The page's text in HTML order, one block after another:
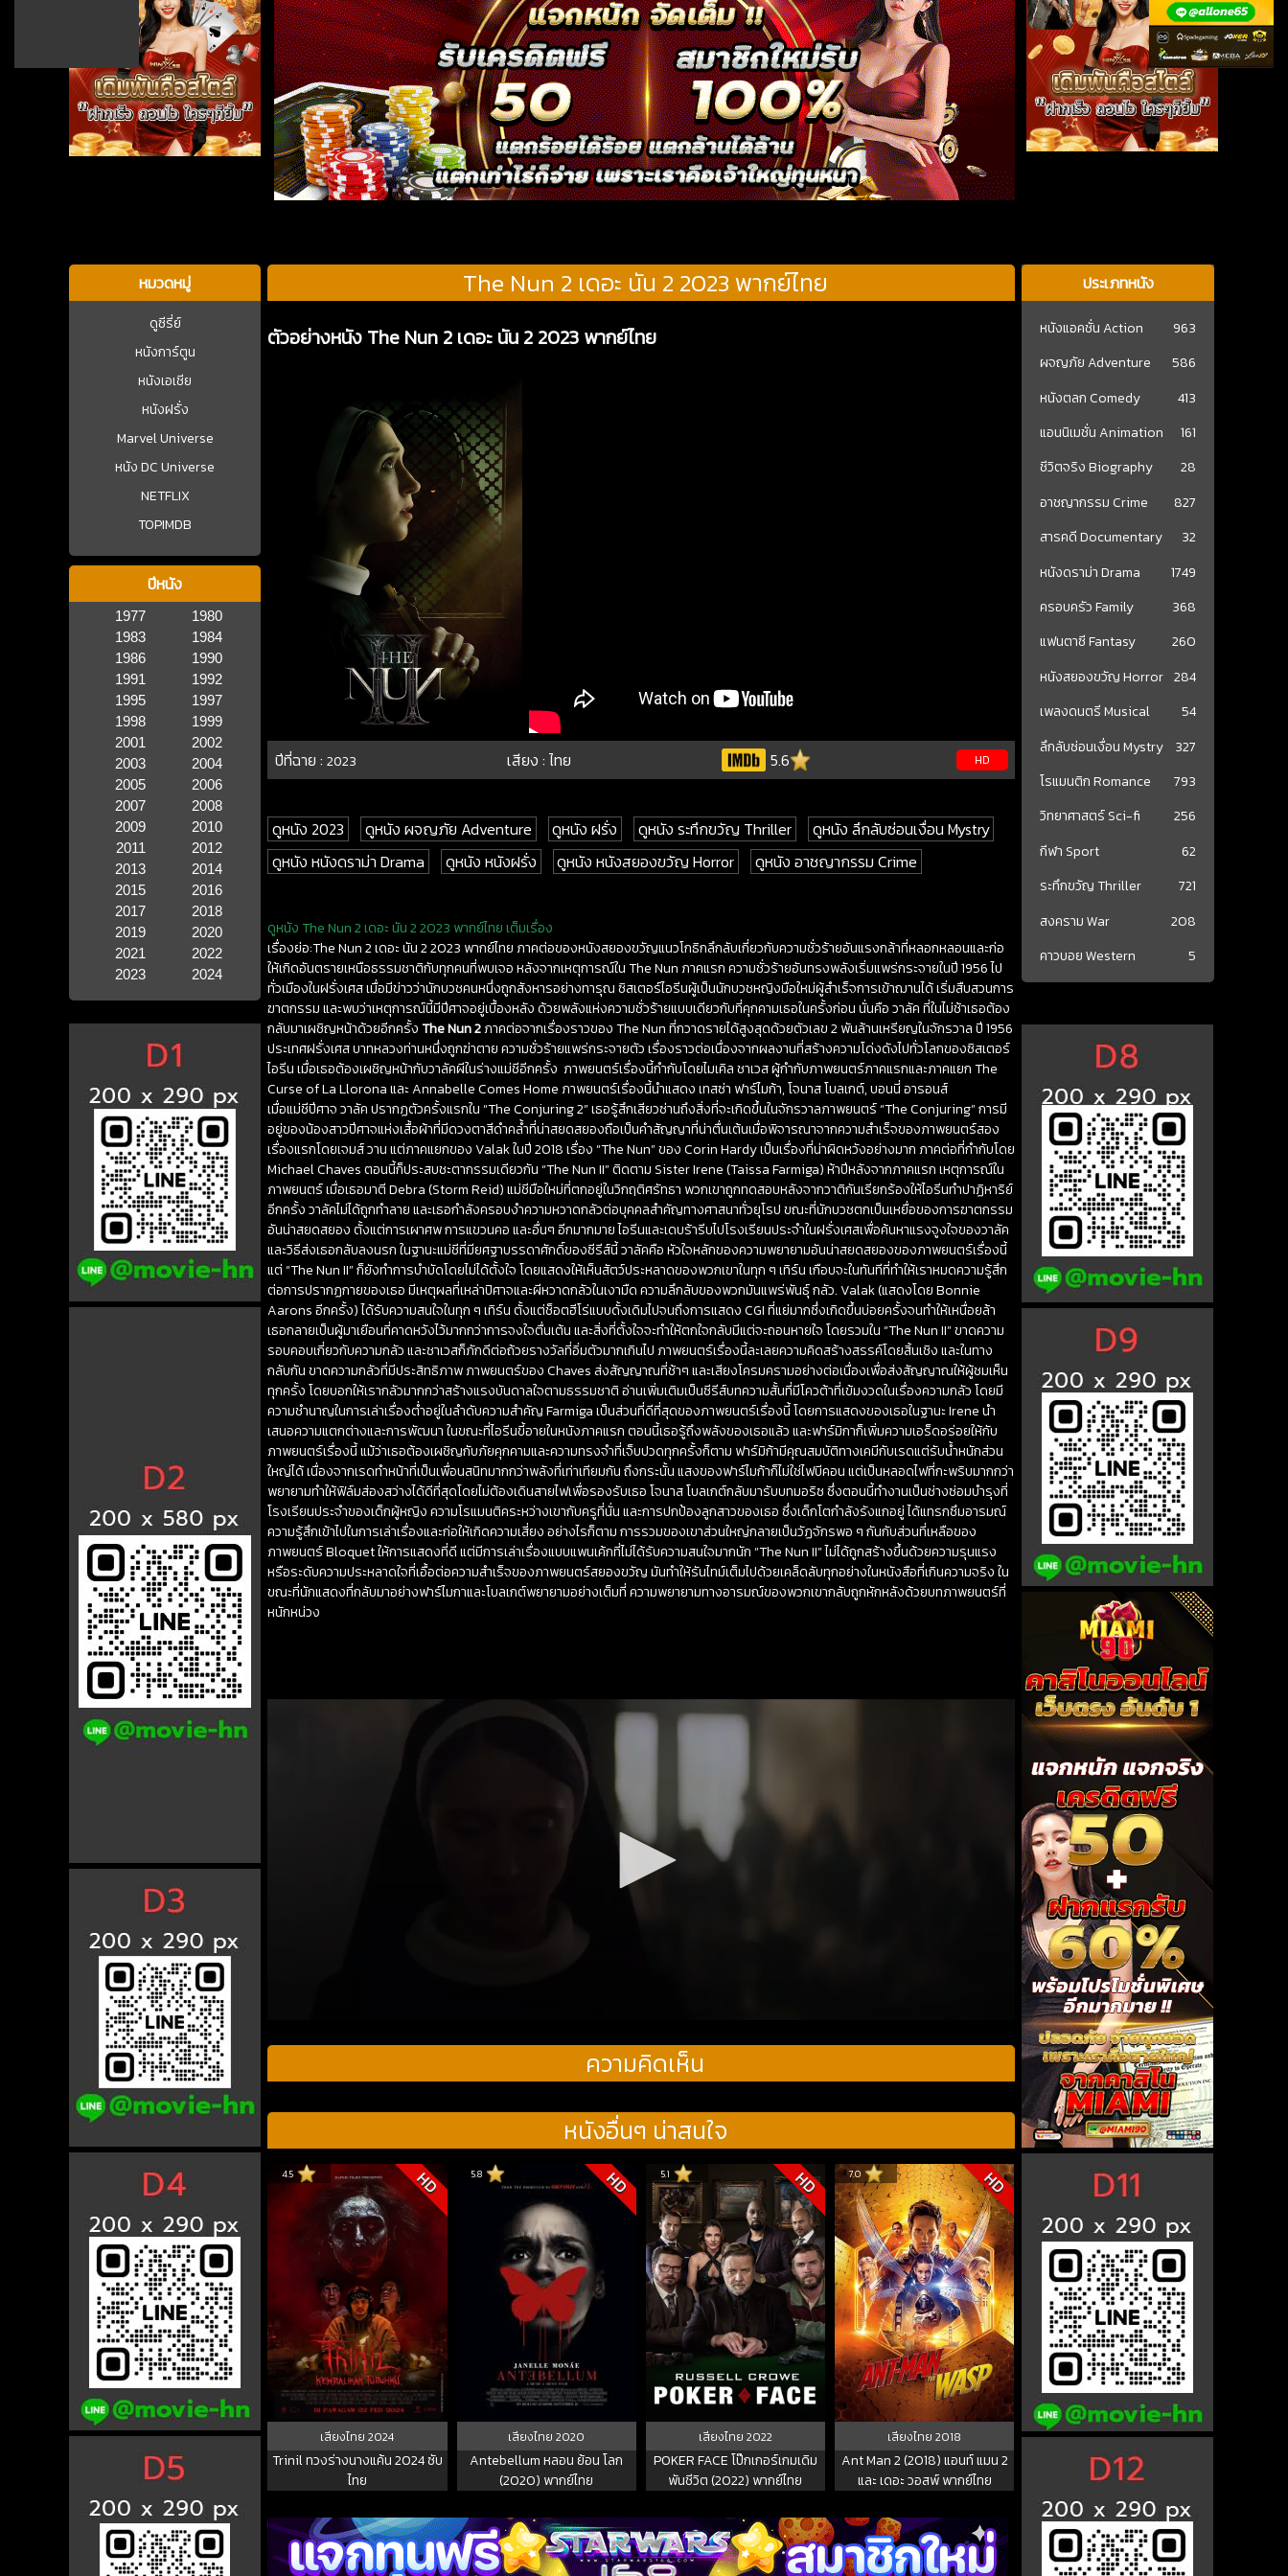
หมวดหมู่
ดูซีรี่ย์
หนังการ์ตูน
หนังเอเชีย
หนังฝรั่ง
Marvel Universe
หนัง DC Universe
NETFLIX
TOPIMDB
ปีหนัง
1977
1980
1983
1984
1986
1990
1991
1992
1995
1997
1998
1999
2001
2002
2003
2004
2005
2006
2007
2008
2009
2010
2011
2012
2013
2014
2015
2016
2017
2018
2019
2020
2021
2022
2023
2024
The Nun 2 เดอะ นัน 2 2023 พากย์ไทย
ตัวอย่างหนัง The Nun 2 เดอะ นัน 2 2023 พากย์ไทย
ปีที่ฉาย :2023 เสียง : ไทย 5.6 HD
ดูหนัง 2023 ดูหนัง ผจญภัย Adventure ดูหนัง ฝรั่ง ดูหนัง ระทึกขวัญ Thriller
ดูหนัง ลึกลับซ่อนเงื่อน Mystry
ดูหนัง หนังดราม่า Drama
ดูหนัง หนังฝรั่ง ดูหนัง หนังสยองขวัญ Horror ดูหนัง อาชญากรรม Crime
ดูหนัง The Nun 2 เดอะ นัน 2 2023 พากย์ไทย เต็มเรื่อง
เรื่องย่อ:The Nun 2 เดอะ นัน 2 2023 พากย์ไทย ภาคต่อของหนังสยองขวัญแนวโกธิกลึกลับเกี่ยวกับความชั่วร้ายอันแรงกล้าที่หลอกหลอนและก่อ
ให้เกิดอันตรายเหนือธรรมชาติกับทุกคนที่พบเจอ หลังจากเหตุการณ์ใน The Nun ภาคแรก ความชั่วร้ายอันทรงพลังเริ่มแพร่กระจายในปี 1956 ไป
ทั่วเมืองในฝรั่งเศส เมื่อมีข่าวว่านักบวชคนหนึ่งถูกสังหารอย่างทารุณ ซิสเตอร์ไอรีนผู้เป็นนักบวชหญิงมือใหม่ผู้สำเร็จการเข้าฌานได้ เริ่มสืบสวนการ
ฆาตกรรม และพบว่าเหตุการณ์นี้มีปีศาจอยู่เบื้องหลัง ด้วยพลังแห่งความชั่วร้ายแบบเดียวกับที่คุกคามเธอในครั้งก่อน นั่นคือ วาลัค ที่ในไม่ช้าเธอต้อง
กลับมาเผชิญหน้าด้วยอีกครั้งThe Nun 2ภาคต่อจากเรื่องราวของ The Nun ที่กวาดรายได้สูงสุดด้วยตัวเลข 2 พันล้านเหรียญในจักรวาล ปี 1956
ประเทศฝรั่งเศส บาทหลวงท่านหนึ่งถูกฆ่าตาย ความชั่วร้ายแพร่กระจายตัว เรื่องราวต่อเนื่องจากผลงานที่สร้างความโด่งดังไปทั่วโลกของซิสเตอร์
ไอรีน เมื่อเธอต้องเผชิญหน้ากับวาลัคผีในร่างแม่ชีอีกครั้ง ภาพยนตร์เรื่องนี้กำกับโดยไมเคิล ชาเวส ผู้กำกับภาพยนตร์ภาคแรกและภาคแยก The
Curse of La Llorona และ Annabelle Comes Home ภาพยนตร์เรื่องนี้นำแสดง เทสซ่า ฟาร์ไมก้า, โจนาส โบลเกต์, บอนนี่ อารอนส์
เมื่อแม่ชีปีศาจ วาลัค ปรากฏตัวครั้งแรกใน “The Conjuring 2” เธอรู้สึกเสียวซ่านถึงสิ่งที่จะเกิดขึ้นในจักรวาลภาพยนตร์ “The Conjuring” การมี
อยู่ของน้องสาวปีศาจแห่งเสื้อผ้าที่มีดวงตาสีดำคล้ำที่น่าสยดสยองถือเป็นคำสัญญาที่น่าตื่นเต้นเมื่อพิจารณาจากความสำเร็จของภาพยนตร์สอง
เรื่องแรกโดยเจมส์ วาน แต่ภาคแยกของ Valak ในปี 2018 เรื่อง “The Nun” ของ Corin Hardy เป็นเรื่องที่น่าผิดหวังอย่างมาก ภาคต่อที่กำกับโดย
Michael Chaves ตอนนี้ก็ประสบชะตากรรมเดียวกัน “The Nun II” ติดตาม Sister Irene (Taissa Farmiga) ห้าปีหลังจากภาคแรก เหตุการณ์ใน
ภาพยนตร์ เมื่อเธอมาตี Debra (Storm Reid) แม่ชีมือใหม่ที่ตกอยู่ในวิกฤติศรัทธา พวกเขาถูกทดสอบหลังจากวาติกันเรียกร้องให้ไอรีนทำปาฏิหาริย์
อีกครั้ง วาลัคไม่ได้ถูกทำลาย และเธอกำลังครอบงำความหวาดกลัวต่อบุคคลสำคัญทางศาสนาทั่วยุโรป ขณะที่นักบวชตกเป็นเหยื่อของการฆาตกรรม
อันน่าสยดสยอง ตั้งแต่การเผาศพ การแขวนคอ และอื่นๆ อีกมากมาย ไอรีนและเดบร้ารีบไปโรงเรียนประจำในฝรั่งเศสเพื่อค้นหาแรงจูงใจของวาลัค
และวิธีส่งเธอกลับลงนรก ในฐานะแม่ชีที่มียศฐาบรรดาศักดิ์ของซีรีส์นี้ วาลัคคือ หัวใจหลักของความพยายามอันน่าสยดสยองของภาพยนตร์เรื่องนี้
แต่ “The Nun II” ก็ยังทำการบำบัดโดยไม่ได้ตั้งใจ โดยแสดงให้เห็นสัตว์ประหลาดของพวกเขาในทุก ๆ เทิร์น เกือบจะในทันทีที่ทำให้เราหมดความรู้สึก
ต่อการปรากฏกายของเธอ มีเหตุผลที่เหล่าปิศาจและผีหวาดกลัวในเงามืด ความลึกลับของพวกมันแพร่พันธุ์ กลัว. Valak (แสดงโดย Bonnie
Aarons อีกครั้ง) ได้รับความสนใจในทุก ๆ เทิร์น ตั้งแต่ช็อตฮีโร่แบบดั้งเดิมไปจนถึงการแสดง CGI ที่แย่มากซึ่งเกิดขึ้นบ่อยครั้งจนทำให้เหนื่อยล้า
เธอกลายเป็นผู้มาเยือนที่คาดหวังไว้มากกว่าการจงใจตื่นเต้น และสิ่งที่ตั้งใจจะทำให้ตกใจกลับมีแต่จะถอนหายใจ โดยรวมใน “The Nun II” ขาดความ
รอบคอบเกี่ยวกับความกลัว และชาเวสก็ภักดีต่อถ้วยรางวัลที่อิ่มตัวมากเกินไป ภาพยนตร์เรื่องนี้ละเลยความคิดสร้างสรรค์โดยสิ้นเชิง และในทาง
กลับกัน ขาดความกลัวที่มีประสิทธิภาพ ภาพยนตร์ของ Chaves ส่งสัญญาณที่ช้าๆ และเสียงโครมครามอย่างต่อเนื่องเพื่อส่งสัญญาณให้ผู้ชมเห็น
ทุกครั้ง โดยบอกให้เรากลัวมากกว่าสร้างแรงบันดาลใจตามธรรมชาติ อ่านเพิ่มเติมเป็นซีรีส์บทความสั้นที่มีโควต้าที่เข้มงวดในเรื่องความกลัว โดยมี
ความชำนาญในการเล่าเรื่องต่ำอยู่ในลำดับความสำคัญ Farmiga เป็นส่วนที่ดีที่สุดของภาพยนตร์เรื่องนี้ โดยการแสดงของเธอในฐานะ Irene นำ
เสนอความแตกต่างและการพัฒนา ในขณะที่ไอรีนขี้อายในหนังภาคแรก ตอนนี้เธอรู้ถึงพลังของเธอแล้ว และฟาร์มิกาก็เพิ่มความเอร็ดอร่อยให้กับ
ภาพยนตร์เรื่องนี้ แม้ว่าเธอต้องเผชิญกับภัยคุกคามและความทรงจำที่เจ็บปวดทุกครั้งก็ตาม ฟาร์มิก้ามีคุณสมบัติทางเคมีกับเรดแต่รับน้ำหนักส่วน
ใหญ่ได้ เนื่องจากเรดทำหน้าที่เป็นเพื่อนสนิทมากกว่าพลังที่เท่าเทียมกัน ถึงกระนั้น แสงของฟาร์ไมก้าก็ไม่ใช่ไฟบีคอน แต่เป็นหลอดไฟที่กะพริบมากกว่า
พยายามทำให้ฟิล์มส่องสว่างได้ดีที่สุดโดยไม่ต้องเดินสายไฟเพื่อรองรับเธอ โจนาส โบลเกต์กลับมารับบทมอริซ ซึ่งตอนนี้ทำงานเป็นช่างซ่อมบำรุงที่
โรงเรียนประจำของเด็กผู้หญิง ความโรแมนติคระหว่างเขากับครูที่นั่น และการปกป้องลูกสาวของเธอ ซึ่งเด็กโตกำลังรังแกอยู่ ได้แทรกซึมอารมณ์
ความรู้สึกเข้าไปในการเล่าเรื่องและก่อให้เกิดความเสี่ยง อย่างไรก็ตาม การรวมของเขาส่วนใหญ่กลายเป็นวัฏจักรพอ ๆ กันกับส่วนที่เหลือของ
ภาพยนตร์ Bloquet ให้การแสดงที่ดี แต่มีการเล่าเรื่องแบบแพนเค้กที่ไม่ได้รับความสนใจมากนัก “The Nun II” ไม่ได้ถูกสร้างขึ้นด้วยความรุนแรง
หรือระดับความประหลาดใจที่เอื้อต่อความสำเร็จของภาพยนตร์สยองขวัญ มันทำให้รันไทม์เต็มไปด้วยเคล็ดลับทุกอย่างในหนังสือที่เกินความจริง ใน
ขณะที่นักแสดงที่กลับมาอย่างฟาร์ไมกาและโบลเกต์พยายามอย่างเต็มที่ ความพยายามทางอารมณ์ของพวกเขากลับถูกหักหลังด้วยบทภาพยนตร์ที่
หนักหน่วง
ความคิดเห็น
หนังอื่นๆ น่าสนใจ
4.5 HD
เสียงไทย2024
Trinil ทวงร่างนางแค้น 2024 ซับ
ไทย
5.8 HD
เสียงไทย2020
Antebellum หลอน ย้อน โลก
(2020) พากย์ไทย
5.1 HD
เสียงไทย 2022
POKER FACE โป๊กเกอร์เกมเดิม
พันชีวิต (2022) พากย์ไทย
7.0 HD
เสียงไทย2018
Ant Man 2 (2018) แอนท์ แมน 2
และ เดอะ วอสพ์ พากย์ไทย
ประเภทหนัง
หนังแอคชั่น Action
963
ผจญภัย Adventure
586
หนังตลก Comedy
413
แอนนิเมชั่น Animation
161
ชีวิตจริง Biography
28
อาชญากรรม Crime
827
สารคดี Documentary
32
หนังดราม่า Drama
1749
ครอบครัว Family
368
แฟนตาซี Fantasy
260
หนังสยองขวัญ Horror 284
เพลงดนตรี Musical
54
ลึกลับซ่อนเงื่อน Mystry
327
โรแมนติก Romance
793
วิทยาศาสตร์ Sci-fi
256
กีฬา Sport
62
ระทึกขวัญ Thriller
721
สงคราม War
208
คาวบอย Western
5